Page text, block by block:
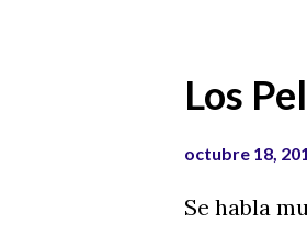
Los
octubre 18,
Se habla